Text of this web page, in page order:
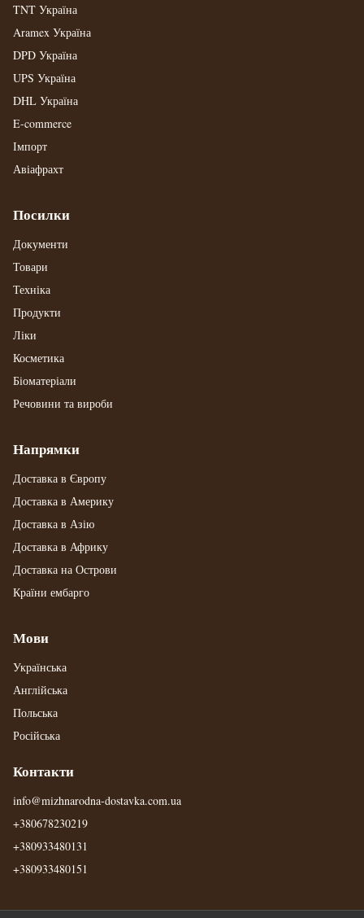
TNT Україна
Aramex Україна
DPD Україна
UPS Україна
DHL Україна
E-commerce
Імпорт
Авіафрахт
Посилки
Документи
Товари
Техніка
Продукти
Ліки
Косметика
Біоматеріали
Речовини та вироби
Напрямки
Доставка в Європу
Доставка в Америку
Доставка в Азію
Доставка в Африку
Доставка на Острови
Країни ембарго
Мови
Українська
Англійська
Польська
Російська
Контакти
info@mizhnarodna-dostavka.com.ua
+380678230219
+380933480131
+380933480151